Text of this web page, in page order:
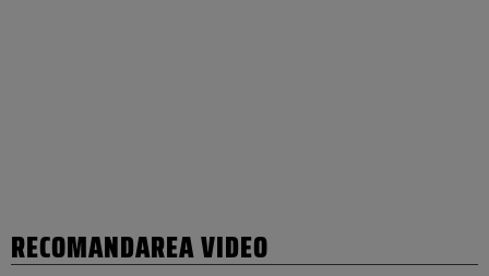
RECOMANDAREA VIDEO